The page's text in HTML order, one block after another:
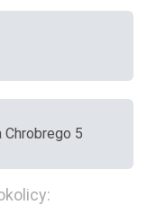
Chrobrego 5